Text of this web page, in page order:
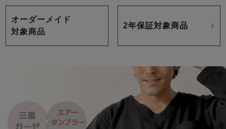
オーダーメイド
対象商品
2年保証対象商品